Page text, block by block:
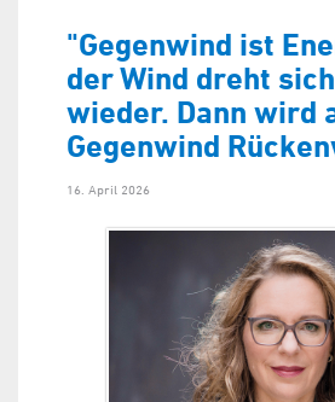
"Gegenwind ist
der Wind dreht
wieder. Dann wird
Gegenwind
16. April 2026